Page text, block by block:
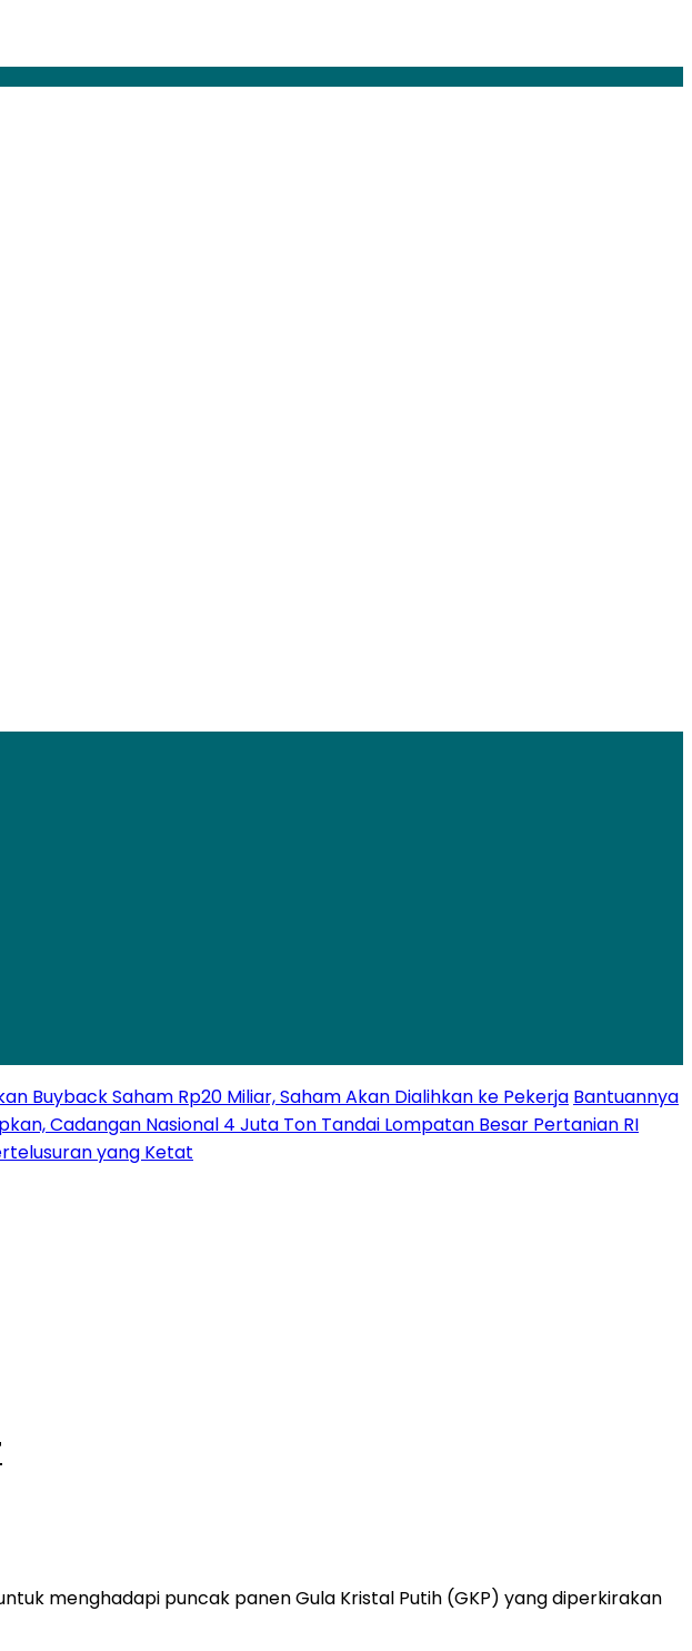
Buyback Saham Rp20 Miliar, Saham Akan Dialihkan ke Pekerja Bantuannya
Cadangan Nasional 4 Juta Ton Tandai Lompatan Besar Pertanian RI
yang Ketat
menghadapi puncak panen Gula Kristal Putih (GKP) yang diperkirakan